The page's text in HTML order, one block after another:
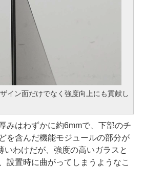
イン面だけでなく強度向上にも貢献し
みはわずかに約6mmで、下部のチ
を含んだ機能モジュールの部分が
いわけだが、強度の高いガラスと
設置時に曲がってしまうようなこ